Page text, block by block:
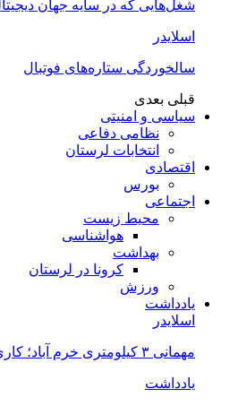
شغل‌‌هایی که در سایه جهان
اسلایدر
سالخوردگی ستاره‌های فوتبال
قبلی بعدی
سیاسی و امنیتی
نظامی دفاعی
انتخابات لرستان
اقتصادی
بورس
اجتماعی
محیط زیست
هواشناسی
بهداشت
کرونا در لرستان
ورزش
یادداشت
اسلایدر
مهمانی ۳ کیلومتری خرم آباد؛ کاری بزرگ با چند نقد کوچک
یادداشت